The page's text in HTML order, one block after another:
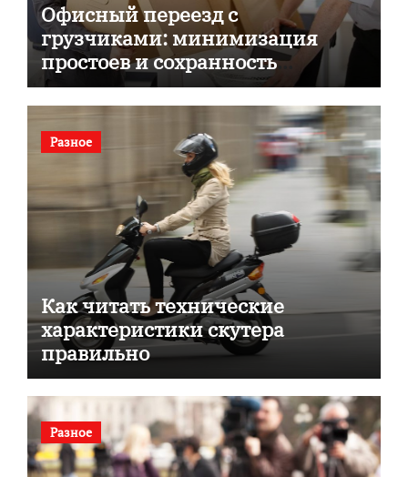
Офисный переезд с
грузчиками: минимизация
простоев и сохранность
документов
Разное
Как читать технические
характеристики скутера
правильно
Разное